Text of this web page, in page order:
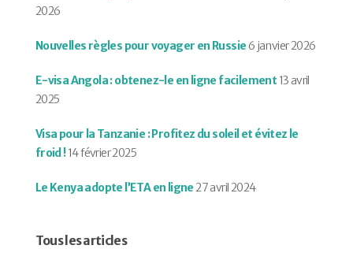
2026
Nouvelles règles pour voyager en Russie 6 janvier 2026
E-visa Angola : obtenez-le en ligne facilement 13 avril
2025
Visa pour la Tanzanie : Profitez du soleil et évitez le
froid !14 février 2025
Le Kenya adopte l’ETA en ligne27 avril 2024
Tous les articles